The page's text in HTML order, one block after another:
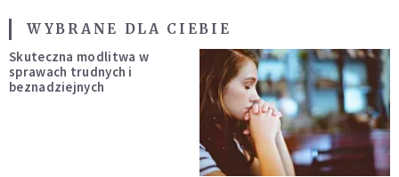
WYBRANE DLA CIEBIE
Skuteczna modlitwa w
sprawach trudnych i
beznadziejnych